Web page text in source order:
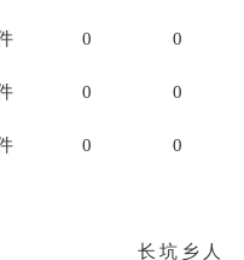
0 0
0 0
0 0
长坑乡人